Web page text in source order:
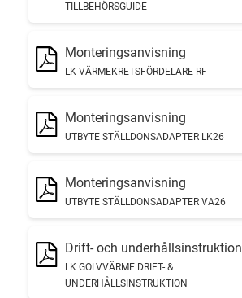
TILLBEHÖRSGUIDE
Monteringsanvisning
LK VÄRMEKRETSFÖRDELARE RF
Monteringsanvisning
UTBYTE STÄLLDONSADAPTER LK26
Monteringsanvisning
UTBYTE STÄLLDONSADAPTER VA26
Drift- och underhållsinstruktion
LK GOLVVÄRME DRIFT- &
UNDERHÅLLSINSTRUKTION